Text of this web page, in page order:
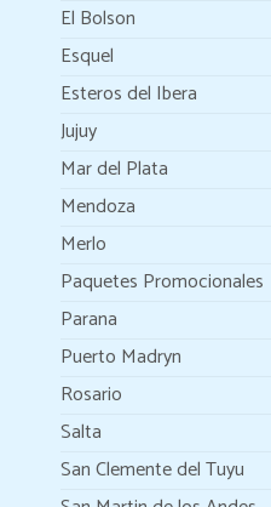
El Bolson
Esquel
Esteros del Ibera
Jujuy
Mar del Plata
Mendoza
Merlo
Paquetes Promocionales
Parana
Puerto Madryn
Rosario
Salta
San Clemente del Tuyu